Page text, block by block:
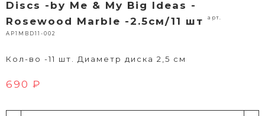
Discs -by Me & My Big Ideas -
Rosewood Marble -2.5см/11 шт
арт.
AP1MBD11-002
Кол-во -11 шт. Диаметр диска 2,5 см
690 ₽